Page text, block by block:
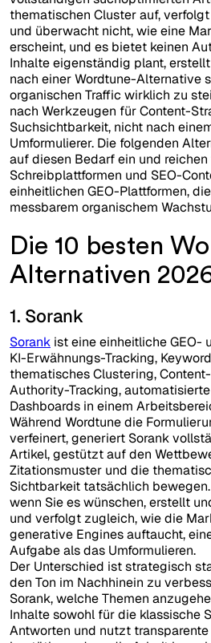
thematischen Cluster auf,
und überwacht nicht, wie eine
erscheint, und es bietet keinen
Inhalte eigenständig plant,
nach einer Wordtune-Alternative
organischen Traffic wirklich zu
nach Werkzeugen für Content-
Suchsichtbarkeit, nicht nach
Umformulierer. Die folgenden
auf diesen Bedarf ein und reichen
Schreibplattformen und SEO-
einheitlichen GEO-Plattformen,
messbarem organischem
Die 10 besten
Alternativen
1. Sorank
Sorank ist eine einheitliche GEO-
KI-Erwähnungs-Tracking,
thematisches Clustering,
Authority-Tracking,
Dashboards in einem
Während Wordtune die
verfeinert, generiert Sorank
Artikel, gestützt auf den
Zitationsmuster und die
Sichtbarkeit tatsächlich
wenn Sie es wünschen, erstellt
und verfolgt zugleich, wie die
generative Engines auftaucht,
Aufgabe als das Umformulieren.
Der Unterschied ist strategisch
den Ton im Nachhinein zu
Sorank, welche Themen
Inhalte sowohl für die klassische
Antworten und nutzt transparente